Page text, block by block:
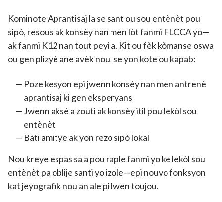
Kominote Aprantisaj la se sant ou sou entènèt pou
sipò, resous ak konsèy nan men lòt fanmi FLCCA yo—
ak fanmi K12 nan tout peyi a. Kit ou fèk kòmanse oswa
ou gen plizyè ane avèk nou, se yon kote ou kapab:
Poze kesyon epi jwenn konsèy nan men antrenè
aprantisaj ki gen eksperyans
Jwenn aksè a zouti ak konsèy itil pou lekòl sou
entènèt
Bati amitye ak yon rezo sipò lokal
Nou kreye espas sa a pou raple fanmi yo ke lekòl sou
entènèt pa oblije santi yo izole—epi nouvo fonksyon
kat jeyografik nou an ale pi lwen toujou.